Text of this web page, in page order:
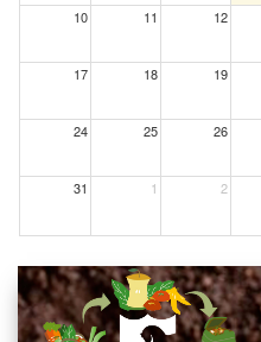
10 11 12
17 18 19
24 25 26
31 1 2